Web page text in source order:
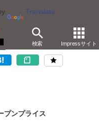
Translate
検索 Impressサイト
ォトフレーム
実売19,800円
プンプライス